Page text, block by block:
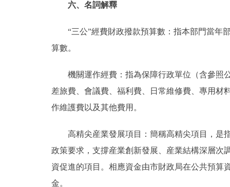
六、名詞解釋
“三公”經費財政撥款預算數：指本部門當年部
算數。
機關運作經費：指為保障行政單位（含參照公
差旅費、會議費、福利費、日常維修費、專用材
作維護費以及其他費用。
高精尖産業發展項目：簡稱高精尖項目，是指
政策要求，支撐産業創新發展、産業結構深層次
資促進的項目。相應資金由市財政局在公共預算
金。